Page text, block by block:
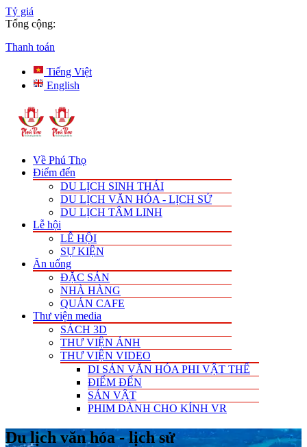
Tỷ giá
Tổng cộng:
Thanh toán
Tiếng Việt
English
Về Phú Thọ
Điểm đến
DU LỊCH SINH THÁI
DU LỊCH VĂN HÓA - LỊCH SỬ
DU LỊCH TÂM LINH
Lễ hội
LỄ HỘI
SỰ KIỆN
Ăn uống
ĐẶC SẢN
NHÀ HÀNG
QUÁN CAFE
Thư viện media
SÁCH 3D
THƯ VIỆN ẢNH
THƯ VIỆN VIDEO
DI SẢN VĂN HÓA PHI VẬT THỂ
ĐIỂM ĐẾN
SẢN VẬT
PHIM DÀNH CHO KÍNH VR
Du lịch văn hóa - lịch sử